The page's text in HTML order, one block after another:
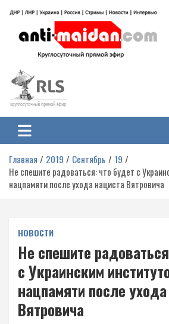
содержимому
Антимайдан:
на Украине
гражданской войне на Украине, включая
ЛНР и других регионах.
Главная 2019 Сентябрь
19
Не спешите радоваться: что будет с
нацпамяти после ухода нациста Вятровича
НОВОСТИ
Не спешите
с Украинским
нацпамяти после
Вятровича